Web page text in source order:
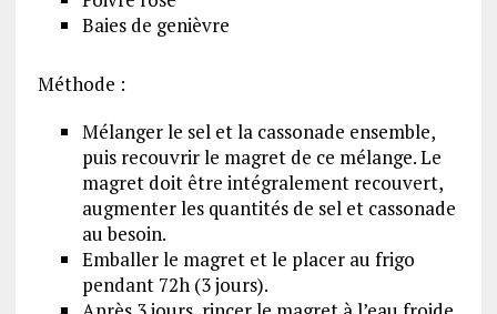
Baies de genièvre
Méthode :
Mélanger le sel et la cassonade ensemble,
puis recouvrir le magret de ce mélange. Le
magret doit être intégralement recouvert,
augmenter les quantités de sel et cassonade
au besoin.
Emballer le magret et le placer au frigo
pendant 72h (3 jours).